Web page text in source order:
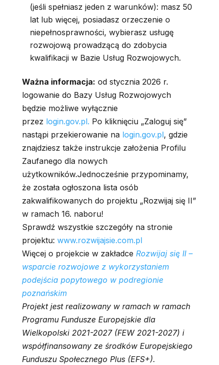
(jeśli spełniasz jeden z warunków): masz 50
lat lub więcej, posiadasz orzeczenie o
niepełnosprawności, wybierasz usługę
rozwojową prowadzącą do zdobycia
kwalifikacji w Bazie Usług Rozwojowych.
Ważna informacja: od stycznia 2026 r.
logowanie do Bazy Usług Rozwojowych
będzie możliwe wyłącznie
przez login.gov.pl. Po kliknięciu „Zaloguj się”
nastąpi przekierowanie na login.gov.pl, gdzie
znajdziesz także instrukcje założenia Profilu
Zaufanego dla nowych
użytkowników.Jednocześnie przypominamy,
że została ogłoszona lista osób
zakwalifikowanych do projektu „Rozwijaj się II”
w ramach 16. naboru!
Sprawdź wszystkie szczegóły na stronie
projektu: www.rozwijajsie.com.pl
Więcej o projekcie w zakładce Rozwijaj się II –
wsparcie rozwojowe z wykorzystaniem
podejścia popytowego w podregionie
poznańskim
Projekt jest realizowany w ramach w ramach
Programu Fundusze Europejskie dla
Wielkopolski 2021-2027 (FEW 2021-2027) i
współfinansowany ze środków Europejskiego
Funduszu Społecznego Plus (EFS+).